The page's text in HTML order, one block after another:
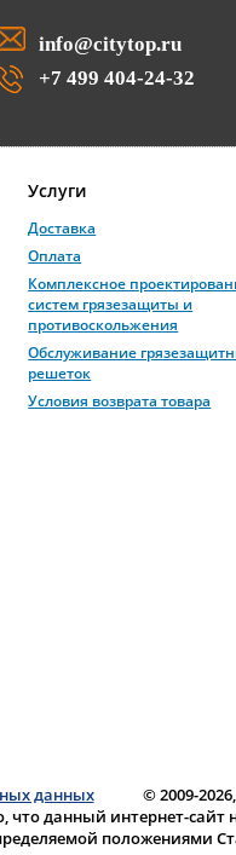
info@citytop.ru
+7 499 404-24-32
Услуги
Доставка
Оплата
Комплексное
систем грязезащиты и
противоскольжения
Обслуживание
решеток
Условия возврата товара
данных © 2009-
данный интернет-сайт
положениями